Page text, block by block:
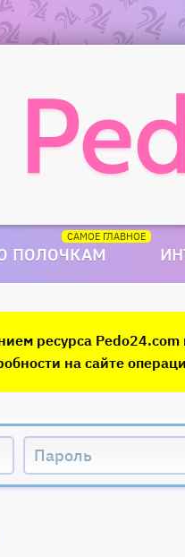
ПОЛОЧКАМ
ресурса
на сайте